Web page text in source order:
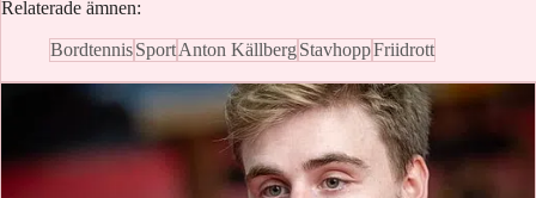
Relaterade ämnen:
BordtennisSportAnton KällbergStavhoppFriidrott